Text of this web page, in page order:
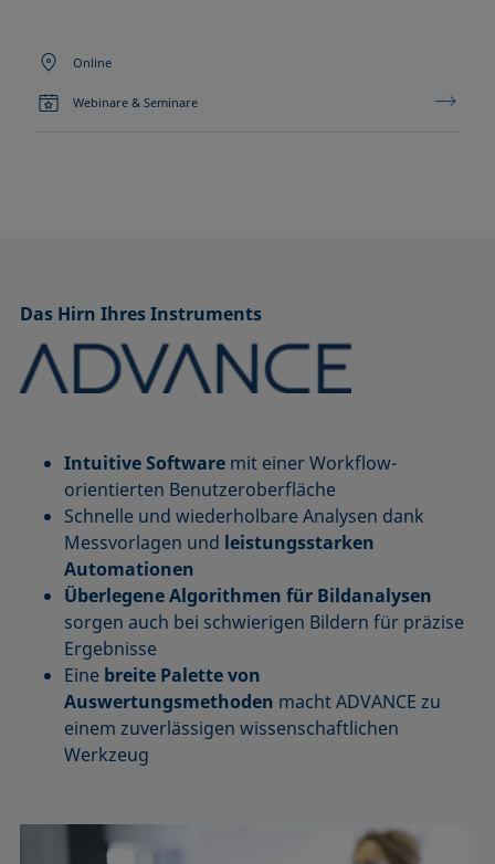
Online
Webinare & Seminare
Das Hirn Ihres Instruments
Intuitive Software mit einer Workflow-
orientierten Benutzeroberfläche
Schnelle und wiederholbare Analysen dank
Messvorlagen und leistungsstarken
Automationen
Überlegene Algorithmen für Bildanalysen
sorgen auch bei schwierigen Bildern für präzise
Ergebnisse
Eine breite Palette von
Auswertungsmethoden macht ADVANCE zu
einem zuverlässigen wissenschaftlichen
Werkzeug